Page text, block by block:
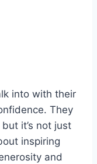
into with their
They
it’s not just
inspiring
and